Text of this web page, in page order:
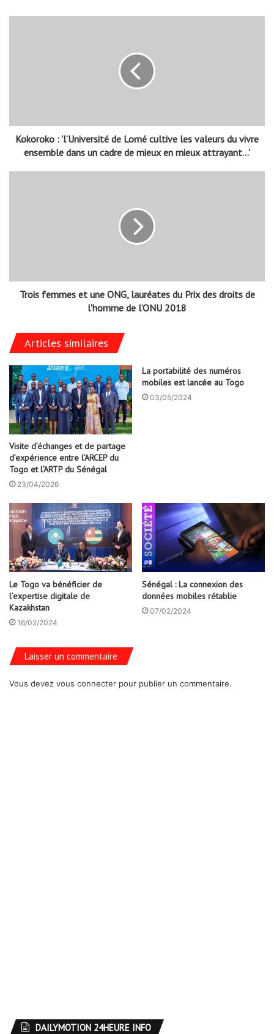
Kokoroko : 'l’Université de Lomé cultive les valeurs du vivre
ensemble dans un cadre de mieux en mieux attrayant...'
Trois femmes et une ONG, lauréates du Prix des droits de
l'homme de l’ONU 2018
Articles similaires
Visite d’échanges et de partage
d’expérience entre l’ARCEP du
Togo et l’ARTP du Sénégal
23/04/2026
La portabilité des numéros
mobiles est lancée au Togo
03/05/2024
Le Togo va bénéficier de
l’expertise digitale de
Kazakhstan
16/02/2024
Sénégal : La connexion des
données mobiles rétablie
07/02/2024
Laisser un commentaire
Vous devez vous connecter pour publier un commentaire.
DAILYMOTION 24HEURE INFO